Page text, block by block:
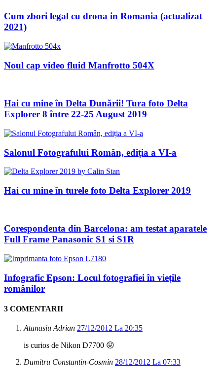
Cum zbori legal cu drona in Romania (actualizat
2021)
Noul cap video fluid Manfrotto 504X
Hai cu mine în Delta Dunării! Tura foto Delta
Explorer 8 între 22-25 August 2019
Salonul Fotografului Român, ediția a VI-a
Hai cu mine în turele foto Delta Explorer 2019
Corespondenta din Barcelona: am testat aparatele
Full Frame Panasonic S1 si S1R
Infografic Epson: Locul fotografiei în viețile
românilor
3 COMENTARII
Atanasiu Adrian 27/12/2012 La 20:35
is curios de Nikon D7700 😛
Dumitru Constantin-Cosmin 28/12/2012 La 07:33